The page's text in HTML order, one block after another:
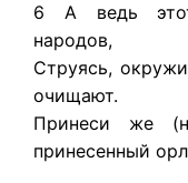
6 А ведь
народов,
Струясь,
очищают.
Принеси же
принесенный